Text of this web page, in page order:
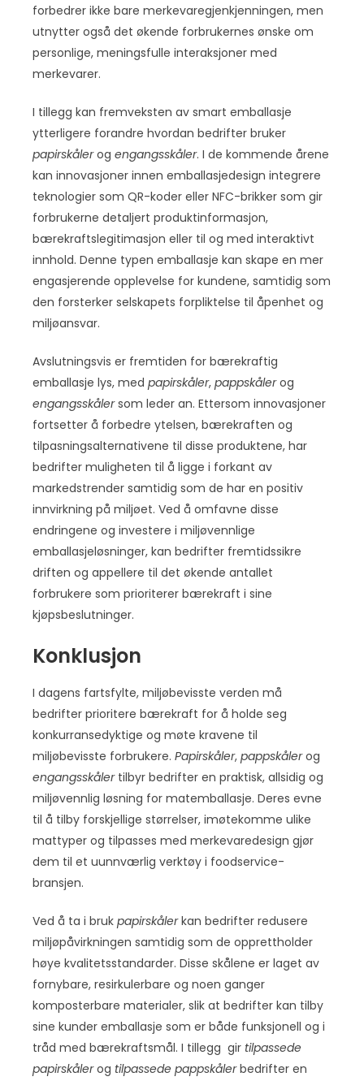
forbedrer ikke bare merkevaregjenkjenningen, men
utnytter også det økende forbrukernes ønske om
personlige, meningsfulle interaksjoner med
merkevarer.
I tillegg kan fremveksten av smart emballasje
ytterligere forandre hvordan bedrifter bruker
papirskålerog engangsskåler. I de kommende årene
kan innovasjoner innen emballasjedesign integrere
teknologier som QR-koder eller NFC-brikker som gir
forbrukerne detaljert produktinformasjon,
bærekraftslegitimasjon eller til og med interaktivt
innhold. Denne typen emballasje kan skape en mer
engasjerende opplevelse for kundene, samtidig som
den forsterker selskapets forpliktelse til åpenhet og
miljøansvar.
Avslutningsvis er fremtiden for bærekraftig
emballasje lys, med papirskåler, pappskålerog
engangsskålersom leder an. Ettersom innovasjoner
fortsetter å forbedre ytelsen, bærekraften og
tilpasningsalternativene til disse produktene, har
bedrifter muligheten til å ligge i forkant av
markedstrender samtidig som de har en positiv
innvirkning på miljøet. Ved å omfavne disse
endringene og investere i miljøvennlige
emballasjeløsninger, kan bedrifter fremtidssikre
driften og appellere til det økende antallet
forbrukere som prioriterer bærekraft i sine
kjøpsbeslutninger.
Konklusjon
I dagens fartsfylte, miljøbevisste verden må
bedrifter prioritere bærekraft for å holde seg
konkurransedyktige og møte kravene til
miljøbevisste forbrukere. Papirskåler, pappskålerog
engangsskålertilbyr bedrifter en praktisk, allsidig og
miljøvennlig løsning for matemballasje. Deres evne
til å tilby forskjellige størrelser, imøtekomme ulike
mattyper og tilpasses med merkevaredesign gjør
dem til et uunnværlig verktøy i foodservice-
bransjen.
Ved å ta i bruk papirskålerkan bedrifter redusere
miljøpåvirkningen samtidig som de opprettholder
høye kvalitetsstandarder. Disse skålene er laget av
fornybare, resirkulerbare og noen ganger
komposterbare materialer, slik at bedrifter kan tilby
sine kunder emballasje som er både funksjonell og i
tråd med bærekraftsmål. I tillegg gir tilpassede
papirskålerog tilpassede pappskålerbedrifter en